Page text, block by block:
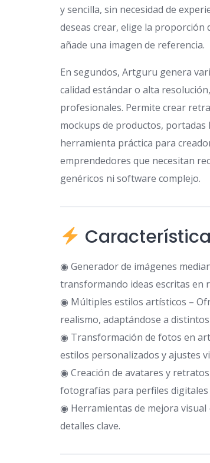
y sencilla, sin necesidad de
deseas crear, elige la proporción
añade una imagen de referencia.
En segundos, Artguru genera
calidad estándar o alta
profesionales. Permite crear
mockups de productos,
herramienta práctica para
emprendedores que necesitan
genéricos ni software complejo.
◉ Generador de imágenes
transformando ideas escritas en
◉ Múltiples estilos artísticos –
realismo, adaptándose a
◉ Transformación de fotos en
estilos personalizados y ajustes
◉ Creación de avatares y
fotografías para perfiles
◉ Herramientas de mejora visual
detalles clave.